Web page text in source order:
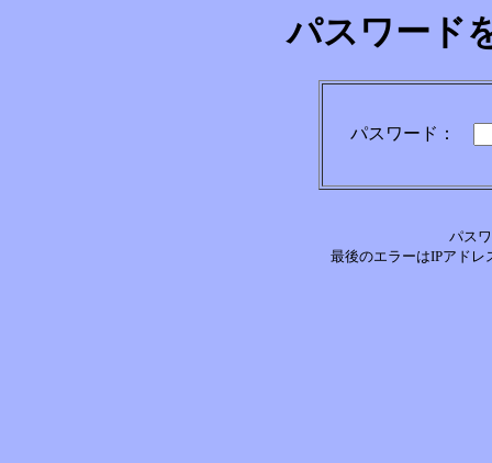
パスワード
パスワード：
パス
最後のエラーはIPアドレ